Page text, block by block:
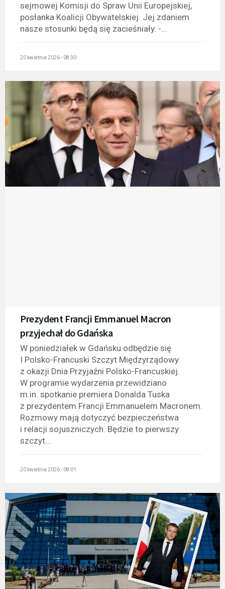
sejmowej Komisji do Spraw Unii Europejskiej,
posłanka Koalicji Obywatelskiej. Jej zdaniem
nasze stosunki będą się zacieśniały. -...
20 kwietnia 2026 - 08:30
Prezydent Francji Emmanuel Macron
przyjechał do Gdańska
W poniedziałek w Gdańsku odbędzie się
I Polsko-Francuski Szczyt Międzyrządowy
z okazji Dnia Przyjaźni Polsko-Francuskiej.
W programie wydarzenia przewidziano
m.in. spotkanie premiera Donalda Tuska
z prezydentem Francji Emmanuelem Macronem.
Rozmowy mają dotyczyć bezpieczeństwa
i relacji sojuszniczych. Będzie to pierwszy
szczyt...
20 kwietnia 2026 - 08:01